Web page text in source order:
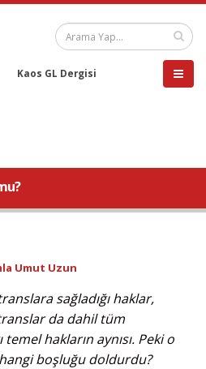
Kaos GL Dergisi
Umut Uzun
sağladığı haklar,
translar da dahil tüm
temel hakların aynısı. Peki o
boşluğu doldurdu?